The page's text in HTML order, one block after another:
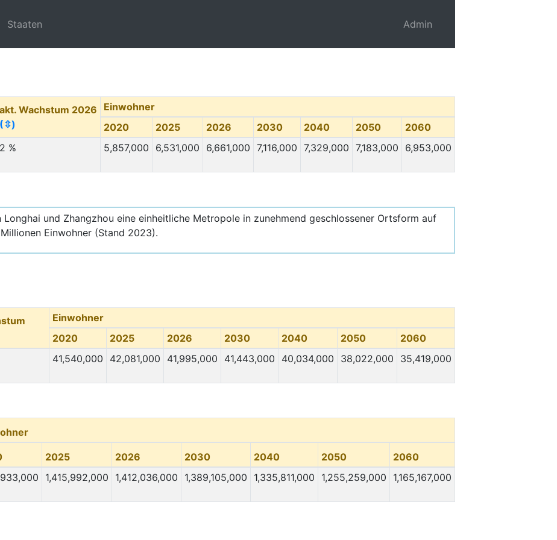
Staaten Admin
akt. Wachstum 2026
(⇳)
Einwohner
2020
2025 2026 2030 2040 2050
2060
2 % 5,857,000 6,531,000 6,661,000 7,116,000 7,329,000 7,183,000 6,953,000
und Zhangzhou eine einheitliche Metropole in zunehmend geschlossener Ortsform auf
Einwohner (Stand 2023).
Einwohner
2020
2025 2026 2030 2040 2050
2060
41,540,000 42,081,000 41,995,000 41,443,000 40,034,000 38,022,000 35,419,000
2025 2026 2030 2040 2050
2060
1,415,992,000 1,412,036,000 1,389,105,000 1,335,811,000 1,255,259,000 1,165,167,000